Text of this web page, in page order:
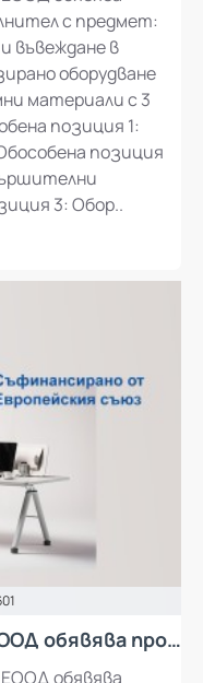
ЕООД обявява
с предмет:
въвеждане в
оборудване
материали с 3
позиция 1:
позиция
3: Обор..